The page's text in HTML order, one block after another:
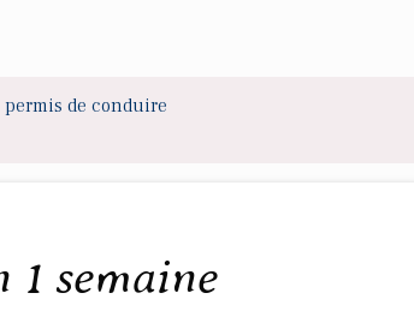
permis de conduire
1 semaine